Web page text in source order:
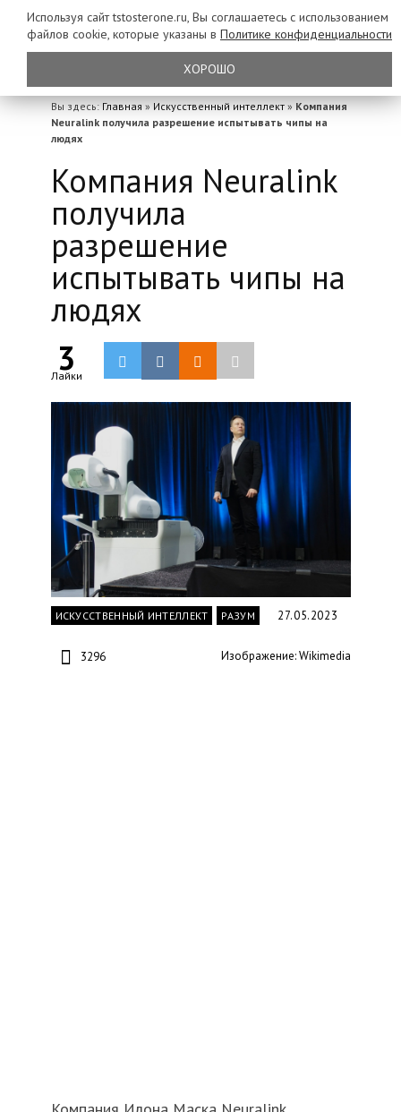
Вы здесь: Главная » Искусственный интеллект» Компания
Neuralink получила разрешение испытывать чипы на
людях
Компания Neuralink
получила
разрешение
испытывать чипы на
людях
3
Лайки
ИСКУССТВЕННЫЙ ИНТЕЛЛЕКТ РАЗУМ 27.05.2023
3296 Изображение: Wikimedia
Используя сайт tstosterone.ru, Вы соглашаетесь с использованием
файлов cookie, которые указаны в Политике конфиденциальности
ХОРОШО